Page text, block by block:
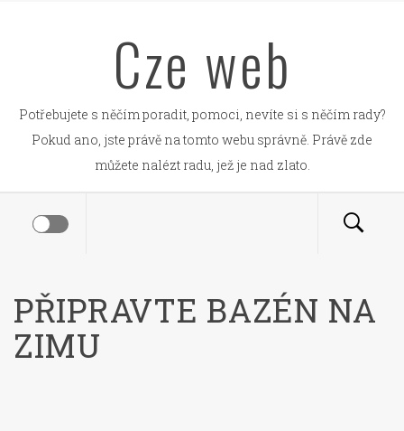
Cze web
Potřebujete s něčím poradit, pomoci, nevíte si s něčím rady?
Pokud ano, jste právě na tomto webu správně. Právě zde
můžete nalézt radu, jež je nad zlato.
PŘIPRAVTE BAZÉN NA
ZIMU